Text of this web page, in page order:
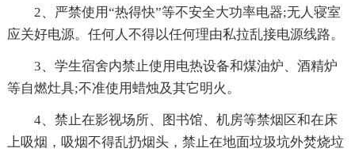
2、严禁使用“热得快”等不安全大功率电器;无人寝室
应关好电源。任何人不得以任何理由私拉乱接电源线路。
3、学生宿舍内禁止使用电热设备和煤油炉、酒精炉
等自燃灶具;不准使用蜡烛及其它明火。
4、禁止在影视场所、图书馆、机房等禁烟区和在床
上吸烟，吸烟不得乱扔烟头，禁止在地面垃圾坑外焚烧垃